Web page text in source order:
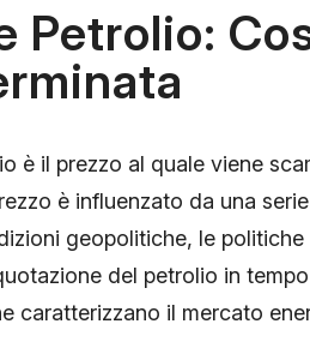
Petrolio:
è il prezzo al quale viene
è influenzato da una
geopolitiche, le
del petrolio in
caratterizzano il mercato